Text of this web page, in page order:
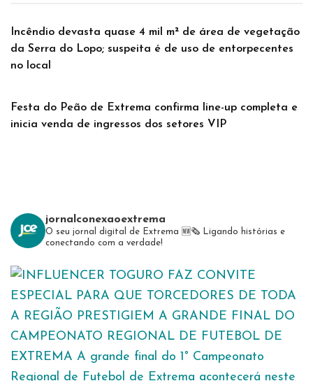
Incêndio devasta quase 4 mil m² de área de vegetação
da Serra do Lopo; suspeita é de uso de entorpecentes
no local
Festa do Peão de Extrema confirma line-up completa e
inicia venda de ingressos dos setores VIP
jornalconexaoextrema
O seu jornal digital de Extrema 🆕️🗞 Ligando histórias e
conectando com a verdade!